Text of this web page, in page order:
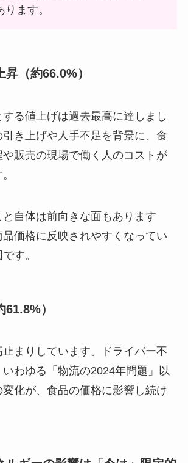
ります。
（約66.0%）
する値上げは過去最高に達しまし
き上げや人手不足を背景に、食
販売の現場で働く人のコストが
自体は前向きな面もあります
価格に反映されやすくなってい
す。
）
まりしています。ドライバー不
わゆる「物流の2024年問題」以
変化が、食品の価格に影響し続け